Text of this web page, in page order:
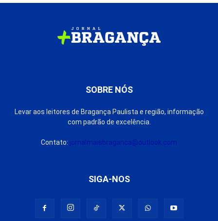
SOBRE NÓS
Levar aos leitores de Bragança Paulista e região, informação
com padrão de excelência.
Contato: jornalmaisbraganca@outlook.com
SIGA-NOS